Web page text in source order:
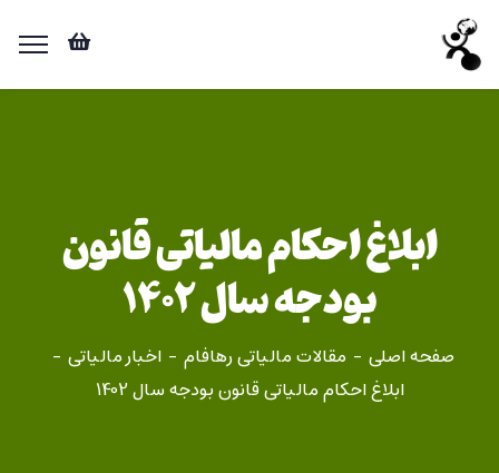
ابلاغ احکام مالیاتی قانون
بودجه سال 1402
صفحه اصلی مقالات مالیاتی رهافام
اخبار مالیاتی
ابلاغ احکام مالیاتی قانون بودجه سال 1402